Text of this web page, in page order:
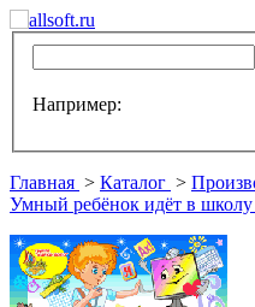
Например:
Главная > Каталог >
Умный ребёнок идёт в